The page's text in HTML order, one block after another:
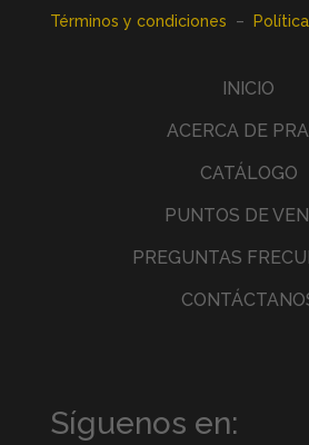
Términos y condiciones –
INICIO
ACERCA DE
CATÁLOGO
PUNTOS DE
PREGUNTAS
Síguenos en: